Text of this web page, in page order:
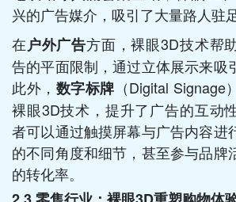
兴的广告媒介，吸引了大量路人驻
在户外广告方面，裸眼3D技术帮
告的平面限制，通过立体展示来吸
此外， 数字标牌 （Digital
裸眼3D技术，提升了广告的互动
者可以通过触摸屏幕与广告内容进
的不同角度和细节，甚至参与品牌
的转化率。